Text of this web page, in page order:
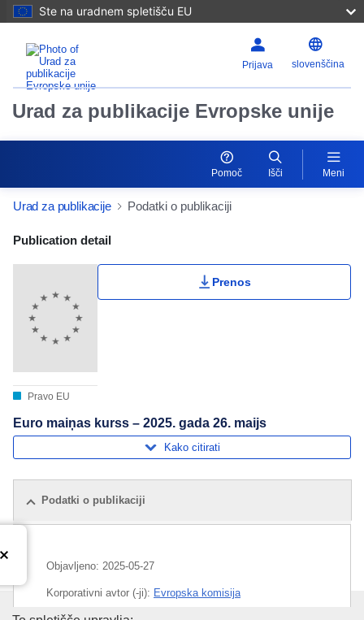
Ste na uradnem spletišču EU
Prijava slovenščina
Urad za publikacije Evropske unije
Pomoč Išči Meni
Urad za publikacije Podatki o publikaciji
Publication Detail Actions Portlet
Publication detail
Pravo EU
Prenos
Euro maiņas kurss – 2025. gada 26. maijs
Kako citirati
Podatki o publikaciji
Objavljeno: 2025-05-27
Korporativni avtor (-ji): Evropska komisija